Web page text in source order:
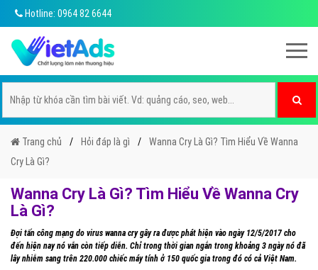
Hotline: 0964 82 6644
Trang chủ Hỏi đáp là gì
Wanna Cry Là Gì? Tìm Hiểu Về Wanna
Cry Là Gì?
Wanna Cry Là Gì? Tìm Hiểu Về Wanna Cry
Là Gì?
Đợi tấn công mạng do virus wanna cry gây ra được phát hiện vào ngày 12/5/2017 cho
đến hiện nay nó vẫn còn tiếp diễn. Chỉ trong thời gian ngắn trong khoảng 3 ngày nó đã
lây nhiễm sang trên 220.000 chiếc máy tính ở 150 quốc gia trong đó có cả Việt Nam.